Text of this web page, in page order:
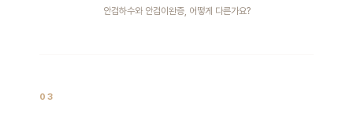
안검하수와 안검이완증, 어떻게 다른가요?
03